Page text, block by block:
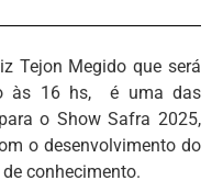
Tejon Megido que será
às 16 hs, é uma das
o Show Safra 2025,
o desenvolvimento do
conhecimento.